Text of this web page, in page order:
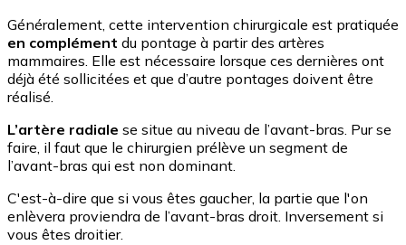
Généralement, cette intervention chirurgicale est pratiquée
en complément du pontage à partir des artères
mammaires. Elle est nécessaire lorsque ces dernières ont
déjà été sollicitées et que d’autre pontages doivent être
réalisé.
L’artère radiale se situe au niveau de l’avant-bras. Pur se
faire, il faut que le chirurgien prélève un segment de
l’avant-bras qui est non dominant.
C'est-à-dire que si vous êtes gaucher, la partie que l'on
enlèvera proviendra de l’avant-bras droit. Inversement si
vous êtes droitier.